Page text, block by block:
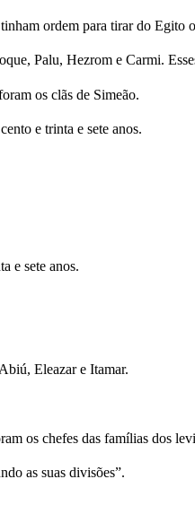
ordem para tirar do Egito
Palu, Hezrom e Carmi.
os clãs de Simeão.
e trinta e sete anos.
e sete anos.
Eleazar e Itamar.
os chefes das famílias dos
as suas divisões”.